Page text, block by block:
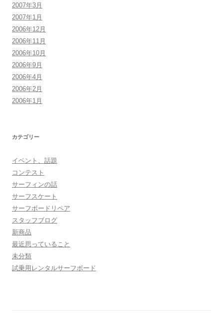
2007年3月
2007年1月
2006年12月
2006年11月
2006年10月
2006年9月
2006年4月
2006年2月
2006年1月
カテゴリー
イベント、話題
コンテスト
サーフィンの話
サーフスケート
サーフボードリペア
スタッフブログ
新商品
最近思っていること
未分類
試乗用レンタルサーフボード